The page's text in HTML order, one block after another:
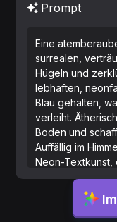
Prompt
Eine
surrealen,
Hügeln und
lebhaften,
Blau gehalten,
verleiht.
Boden und
Auffällig im
Neon-Textkunst,
Licht über die
Szene spielt
Umgebung und